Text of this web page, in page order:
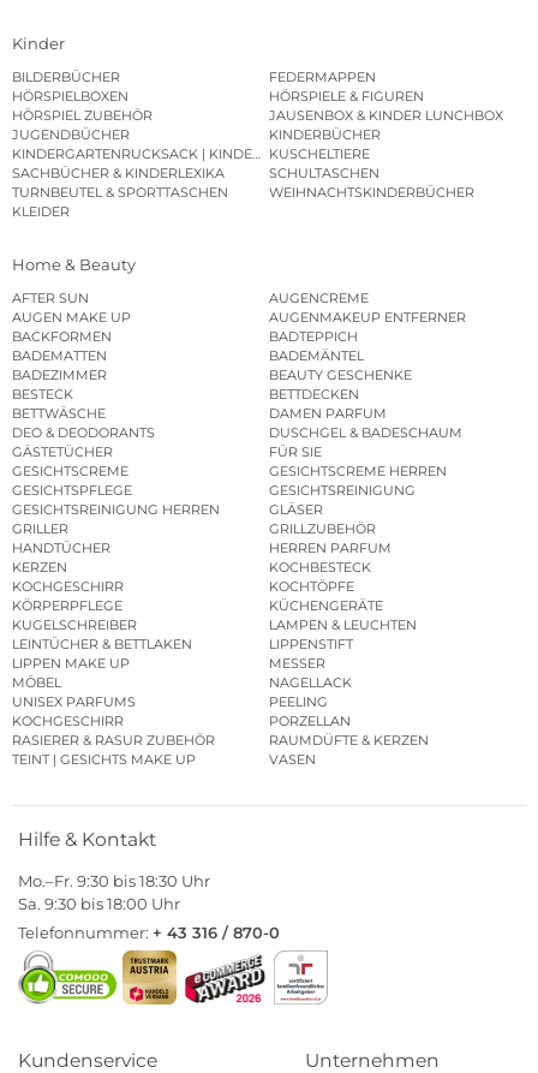
Kinder
BILDERBÜCHER
FEDERMAPPEN
HÖRSPIELBOXEN
HÖRSPIELE & FIGUREN
HÖRSPIEL ZUBEHÖR
JAUSENBOX & KINDER LUNCHBOX
JUGENDBÜCHER
KINDERBÜCHER
KINDERGARTENRUCKSACK | KINDERGARTENBEUTEL
KUSCHELTIERE
SACHBÜCHER & KINDERLEXIKA
SCHULTASCHEN
TURNBEUTEL & SPORTTASCHEN
WEIHNACHTSKINDERBÜCHER
KLEIDER
Home & Beauty
AFTER SUN
AUGENCREME
AUGEN MAKE UP
AUGENMAKEUP ENTFERNER
BACKFORMEN
BADTEPPICH
BADEMATTEN
BADEMÄNTEL
BADEZIMMER
BEAUTY GESCHENKE
BESTECK
BETTDECKEN
BETTWÄSCHE
DAMEN PARFUM
DEO & DEODORANTS
DUSCHGEL & BADESCHAUM
GÄSTETÜCHER
FÜR SIE
GESICHTSCREME
GESICHTSCREME HERREN
GESICHTSPFLEGE
GESICHTSREINIGUNG
GESICHTSREINIGUNG HERREN
GLÄSER
GRILLER
GRILLZUBEHÖR
HANDTÜCHER
HERREN PARFUM
KERZEN
KOCHBESTECK
KOCHGESCHIRR
KOCHTÖPFE
KÖRPERPFLEGE
KÜCHENGERÄTE
KUGELSCHREIBER
LAMPEN & LEUCHTEN
LEINTÜCHER & BETTLAKEN
LIPPENSTIFT
LIPPEN MAKE UP
MESSER
MÖBEL
NAGELLACK
UNISEX PARFUMS
PEELING
KOCHGESCHIRR
PORZELLAN
RASIERER & RASUR ZUBEHÖR
RAUMDÜFTE & KERZEN
TEINT | GESICHTS MAKE UP
VASEN
Hilfe & Kontakt
Mo.–Fr. 9:30 bis 18:30 Uhr
Sa. 9:30 bis 18:00 Uhr
Telefonnummer: + 43 316 / 870-0
Kundenservice Unternehmen